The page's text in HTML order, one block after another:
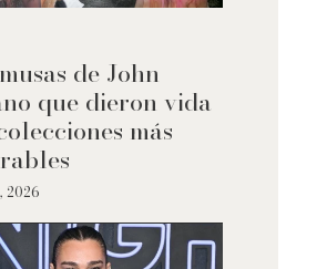
de John
que dieron vida
más
2026